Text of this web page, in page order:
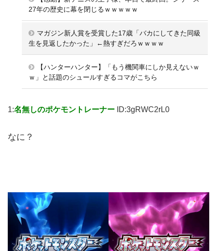
27年の歴史に幕を閉じるｗｗｗｗｗ
マガジン新人賞を受賞した17歳「バカにしてきた同級
生を見返したかった」←熱すぎだろｗｗｗｗ
【ハンターハンター】「もう機関車にしか見えないｗ
ｗ」と話題のシュールすぎるコマがこちら
1:名無しのポケモントレーナー ID:3gRWC2rL0
なに？